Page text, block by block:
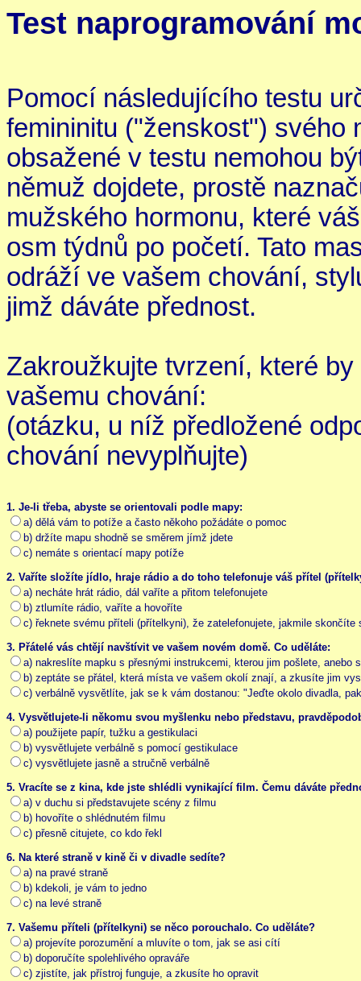
Test naprogramování
Pomocí následujícího testu
femininitu ("ženskost") svého
obsažené v testu nemohou
němuž dojdete, prostě
mužského hormonu, které
osm týdnů po početí. Tato
odráží ve vašem chování,
jimž dáváte přednost.
Zakroužkujte tvrzení, které
vašemu chování:
(otázku, u níž předložené
chování nevyplňujte)
1. Je-li třeba, abyste se orientovali podle mapy:
a) dělá vám to potíže a často někoho požádáte o pomoc
b) držíte mapu shodně se směrem jímž jdete
c) nemáte s orientací mapy potíže
2. Vaříte složíte jídlo, hraje rádio a do toho telefonuje váš přítel
a) necháte hrát rádio, dál vaříte a přitom telefonujete
b) ztlumíte rádio, vaříte a hovoříte
c) řeknete svému příteli (přítelkyni), že zatelefonujete, jakmile skončíte
3. Přátelé vás chtějí navštívit ve vašem novém domě. Co uděláte:
a) nakreslíte mapku s přesnými instrukcemi, kterou jim pošlete,
b) zeptáte se přátel, která místa ve vašem okolí znají, a zkusíte jim
c) verbálně vysvětlíte, jak se k vám dostanou: "Jeďte okolo divadla,
4. Vysvětlujete-li někomu svou myšlenku nebo představu,
a) použijete papír, tužku a gestikulaci
b) vysvětlujete verbálně s pomocí gestikulace
c) vysvětlujete jasně a stručně verbálně
5. Vracíte se z kina, kde jste shlédli vynikající film. Čemu dáváte
a) v duchu si představujete scény z filmu
b) hovoříte o shlédnutém filmu
c) přesně citujete, co kdo řekl
6. Na které straně v kině či v divadle sedíte?
a) na pravé straně
b) kdekoli, je vám to jedno
c) na levé straně
7. Vašemu příteli (přítelkyni) se něco porouchalo. Co uděláte?
a) projevíte porozumění a mluvíte o tom, jak se asi cítí
b) doporučíte spolehlivého opraváře
c) zjistíte, jak přístroj funguje, a zkusíte ho opravit